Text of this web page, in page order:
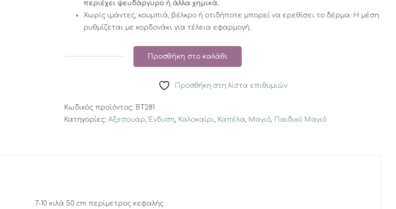
περιέχει ψευδάργυρο ή άλλα χημικά.
Χωρίς ιμάντες, κουμπιά, βέλκρο ή οτιδήποτε μπορεί να ερεθίσει το δέρμα. Η μέση
ρυθμίζεται με κορδονάκι για τέλεια εφαρμογή.
Καπέλο
Καρχαρίας
Προσθήκη στο καλάθι
Προσθήκη στη λίστα επιθυμιών
Κωδικός προϊόντος: BT281
Κατηγορίες: Αξεσουάρ,Ένδυση, Καλοκαίρι , Καπέλα, Μαγιό, Παιδικό Μαγιό
7-10 κιλά 50 cm περίμετρος κεφαλής